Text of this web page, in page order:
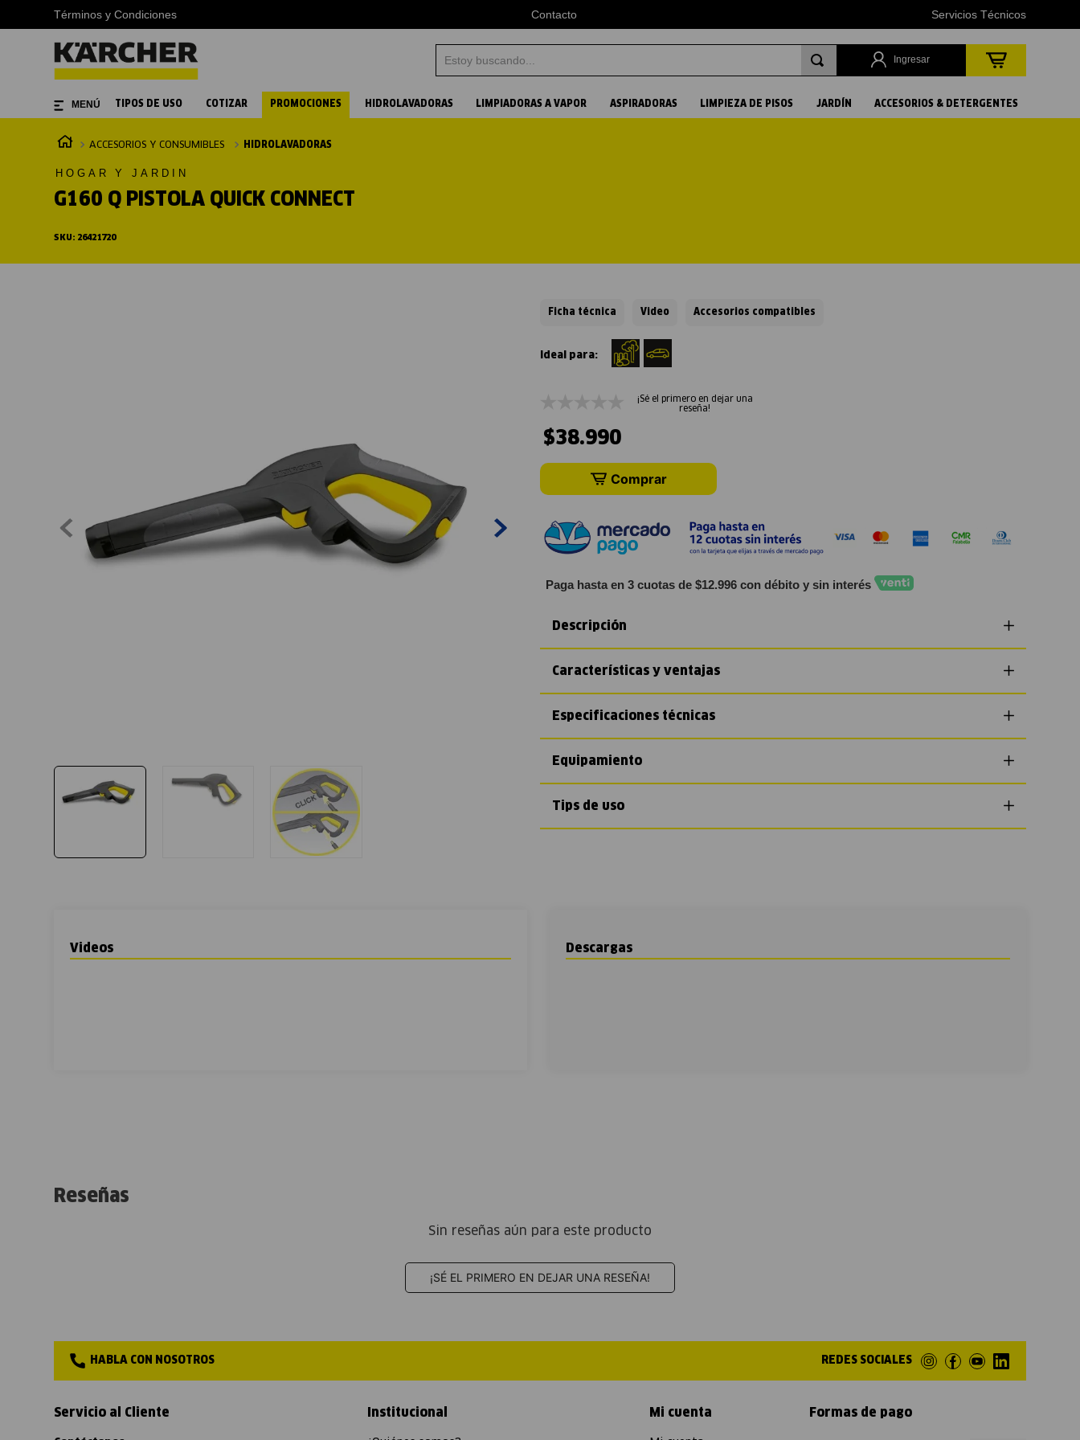
Términos y Condiciones Contacto Servicios Técnicos
Ingresar
TIPOS DE USO COTIZAR PROMOCIONES HIDROLAVADORAS LIMPIADORAS A VAPOR ASPIRADORAS LIMPIEZA DE PISOS JARDÍN ACCESORIOS & DETERGENTES
ACCESORIOS Y CONSUMIBLES HIDROLAVADORAS
HOGAR Y JARDIN
G160 Q PISTOLA QUICK CONNECT
SKU: 26421720
Ficha técnica Video Accesorios compatibles
¡Sé el primero en dejar una
reseña!
$38.990
Comprar
Paga hasta en 3 cuotas de $12.996 con débito y sin interés
Descripción
Características y ventajas
Especificaciones técnicas
Equipamiento
Tips de uso
Videos Descargas
Reseñas
Sin reseñas aún para este producto
¡SÉ EL PRIMERO EN DEJAR UNA RESEÑA!
HABLA CON NOSOTROS REDES SOCIALES
Servicio al Cliente Institucional Mi cuenta Formas de pago
Términos más buscados